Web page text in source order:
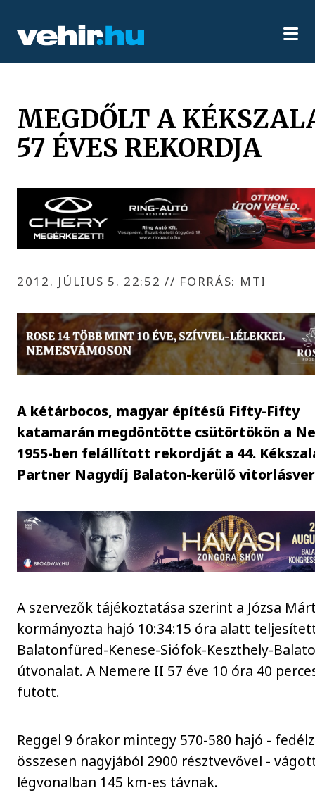
MEGDŐLT A
57 ÉVES REKORDJA
2012. JÚLIUS 5. 22:52// FORRÁS: MTI
A kétárbocos, magyar építésű Fifty-Fifty
katamarán megdöntötte csütörtökön a
1955-ben felállított rekordját a 44.
Partner Nagydíj Balaton-kerülő
A szervezők tájékoztatása szerint a Józsa
kormányozta hajó 10:34:15 óra alatt
Balatonfüred-Kenese-Siófok-Keszthely-
útvonalat. A Nemere II 57 éve 10 óra 40
futott.
Reggel 9 órakor mintegy 570-580 hajó -
összesen nagyjából 2900 résztvevővel -
légvonalban 145 km-es távnak.